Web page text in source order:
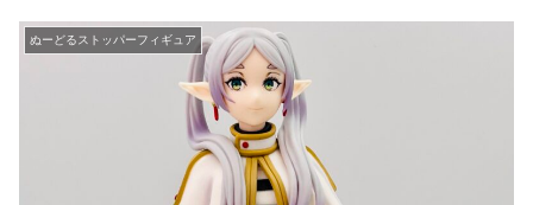
ぬーどるストッパーフィギュア